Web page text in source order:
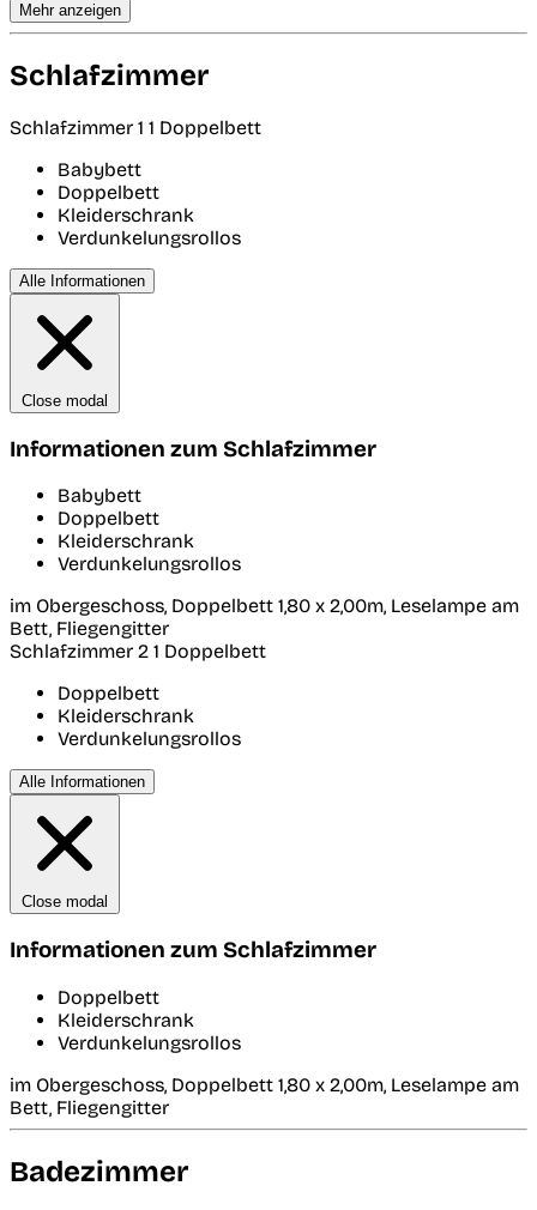
Mehr anzeigen
Schlafzimmer
Schlafzimmer 1 1 Doppelbett
Babybett
Doppelbett
Kleiderschrank
Verdunkelungsrollos
Alle Informationen
Close modal
Informationen zum Schlafzimmer
Babybett
Doppelbett
Kleiderschrank
Verdunkelungsrollos
im Obergeschoss, Doppelbett 1,80 x 2,00m, Leselampe am
Bett, Fliegengitter
Schlafzimmer 2 1 Doppelbett
Doppelbett
Kleiderschrank
Verdunkelungsrollos
Alle Informationen
Close modal
Informationen zum Schlafzimmer
Doppelbett
Kleiderschrank
Verdunkelungsrollos
im Obergeschoss, Doppelbett 1,80 x 2,00m, Leselampe am
Bett, Fliegengitter
Badezimmer